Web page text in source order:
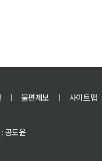
ㅣ 불편제보 ㅣ
사이트맵
공도윤